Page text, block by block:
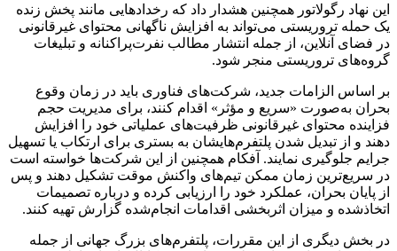
این نهاد رگولاتور همچنین هشدار داد که رخدادهایی مانند پخش زنده
یک حمله تروریستی می‌تواند به افزایش ناگهانی محتوای غیرقانونی
در فضای آنلاین، از جمله انتشار مطالب نفرت‌پراکنانه و تبلیغات
گروه‌های تروریستی منجر شود.
بر اساس الزامات جدید، شرکت‌های فناوری باید در زمان وقوع
بحران به‌صورت «سریع و مؤثر» اقدام کنند، برای مدیریت حجم
فزاینده محتوای غیرقانونی ظرفیت‌های عملیاتی خود را افزایش
دهند و از تبدیل شدن پلتفرم‌هایشان به بستری برای ارتکاب یا تسهیل
جرایم جلوگیری نمایند. آفکام همچنین از این شرکت‌ها خواسته است
در سریع‌ترین زمان ممکن تیم‌های واکنش موقت تشکیل دهند و پس
از پایان بحران، عملکرد خود را ارزیابی کرده و درباره تصمیمات
اتخاذشده و میزان اثربخشی اقدامات انجام‌شده گزارش تهیه کنند.
در بخش دیگری از این مقررات، پلتفرم‌های بزرگ جهانی از جمله